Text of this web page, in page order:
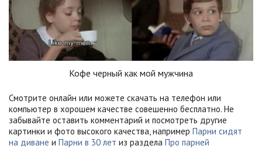
Кофе черный как мой мужчина
Смотрите онлайн или можете скачать на телефон или
компьютер в хорошем качестве совешенно бесплатно. Не
забывайте оставить комментарий и посмотреть другие
картинки и фото высокого качества, например Парни сидят
на диване и Парни в 30 лет из раздела Про парней